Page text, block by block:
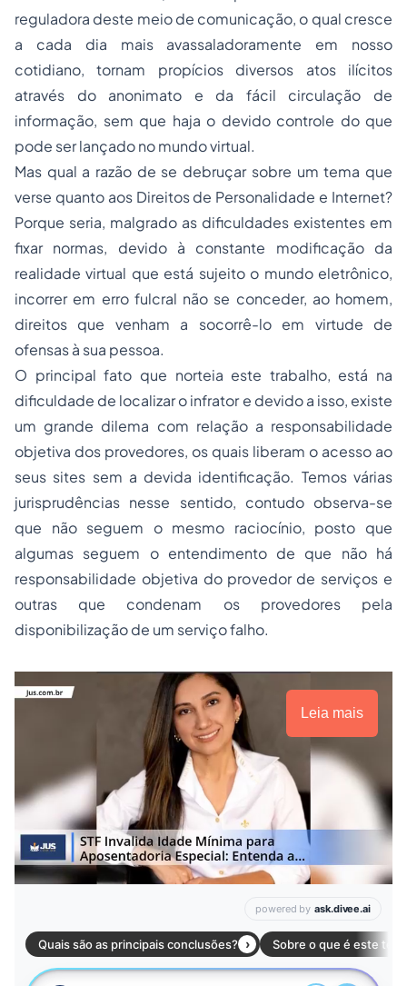
reguladora deste meio de comunicação, o qual cresce
a cada dia mais avassaladoramente em nosso
cotidiano, tornam propícios diversos atos ilícitos
através do anonimato e da fácil circulação de
informação, sem que haja o devido controle do que
pode ser lançado no mundo virtual.
Mas qual a razão de se debruçar sobre um tema que
verse quanto aos Direitos de Personalidade e Internet?
Porque seria, malgrado as dificuldades existentes em
fixar normas, devido à constante modificação da
realidade virtual que está sujeito o mundo eletrônico,
incorrer em erro fulcral não se conceder, ao homem,
direitos que venham a socorrê-lo em virtude de
ofensas à sua pessoa.
O principal fato que norteia este trabalho, está na
dificuldade de localizar o infrator e devido a isso, existe
um grande dilema com relação a responsabilidade
objetiva dos provedores, os quais liberam o acesso ao
seus sites sem a devida identificação. Temos várias
jurisprudências nesse sentido, contudo observa-se
que não seguem o mesmo raciocínio, posto que
algumas seguem o entendimento de que não há
responsabilidade objetiva do provedor de serviços e
outras que condenam os provedores pela
disponibilização de um serviço falho.
Leia mais